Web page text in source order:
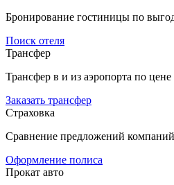
Бронирование гостиницы по
Поиск отеля
Трансфер
Трансфер в и из аэропорта по цене
Заказать трансфер
Страховка
Сравнение предложений
Оформление полиса
Прокат авто